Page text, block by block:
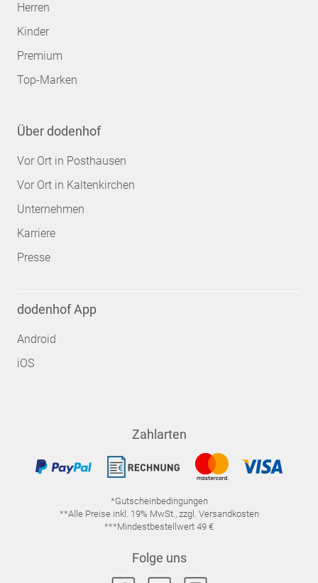
Herren
Kinder
Premium
Top-Marken
Über dodenhof
Vor Ort in Posthausen
Vor Ort in Kaltenkirchen
Unternehmen
Karriere
Presse
dodenhof App
Android
iOS
Zahlarten
*Gutscheinbedingungen
**Alle Preise inkl. 19% MwSt., zzgl. Versandkosten
***Mindestbestellwert 49 €
Folge uns